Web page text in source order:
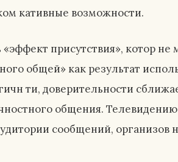
кативные возможности.
присутствия», котор не
общей» как результат
ти, доверительности
общения. Телевидению
сообщений,